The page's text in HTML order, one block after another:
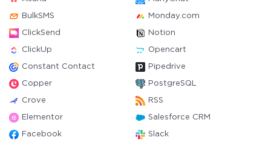
BulkSMS Monday.com
ClickSend Notion
ClickUp Opencart
Constant Contact Pipedrive
Copper PostgreSQL
Crove RSS
Elementor Salesforce CRM
Facebook Slack